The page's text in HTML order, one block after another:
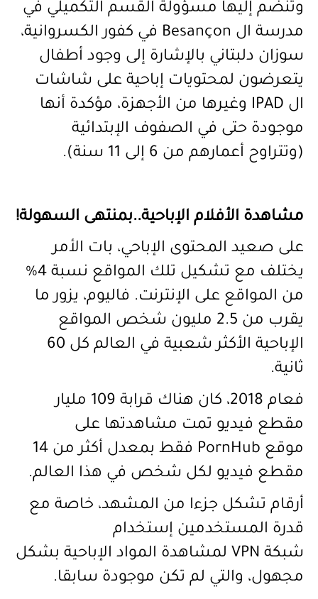
وتنضم إليها مسؤولة القسم التكميلي في
مدرسة ال Besançon في كفور الكسروانية،
سوزان دلبتاني بالإشارة إلى وجود أطفال
يتعرضون لمحتويات إباحية على شاشات
ال IPAD وغيرها من الأجهزة، مؤكدة أنها
موجودة حتى في الصفوف الإبتدائية
(وتتراوح أعمارهم من 6 إلى 11 سنة).
مشاهدة الأفلام الإباحية..بمنتهى السهولة!
على صعيد المحتوى الإباحي، بات الأمر
يختلف مع تشكيل تلك المواقع نسبة 4%
من المواقع على الإنترنت. فاليوم، يزور ما
يقرب من 2.5 مليون شخص المواقع
الإباحية الأكثر شعبية في العالم كل 60
ثانية.
فعام 2018، كان هناك قرابة 109 مليار
مقطع فيديو تمت مشاهدتها على
موقع PornHub فقط بمعدل
أكثر من 14
مقطع فيديو لكل شخص في هذا العالم.
أرقام تشكل جزءا من المشهد، خاصة مع
قدرة المستخدمين إستخدام
شبكة VPN لمشاهدة المواد الإباحية بشكل
مجهول، والتي لم تكن موجودة سابقا.